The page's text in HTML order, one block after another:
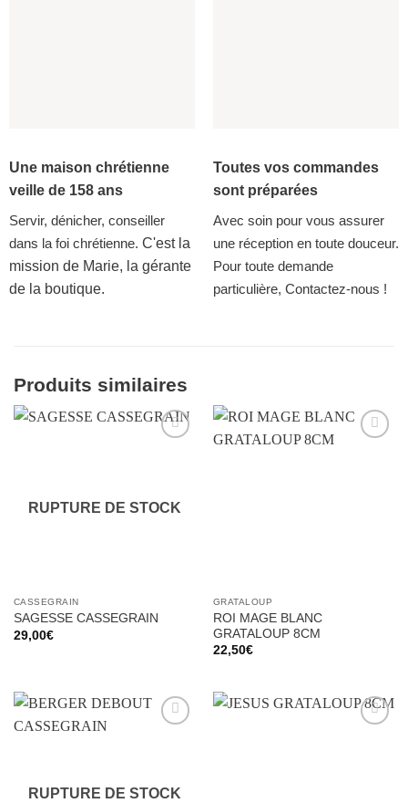
Une maison chrétienne
veille de 158 ans
Servir, dénicher, conseiller
dans la foi chrétienne. C'est la
mission de Marie, la gérante
de la boutique.
Toutes vos commandes
sont préparées
Avec soin pour vous assurer
une réception en toute douceur.
Pour toute demande
particulière, Contactez-nous !
Produits similaires
RUPTURE DE STOCK
CASSEGRAIN
SAGESSE CASSEGRAIN
29,00€
GRATALOUP
ROI MAGE BLANC
GRATALOUP 8CM
22,50€
RUPTURE DE STOCK